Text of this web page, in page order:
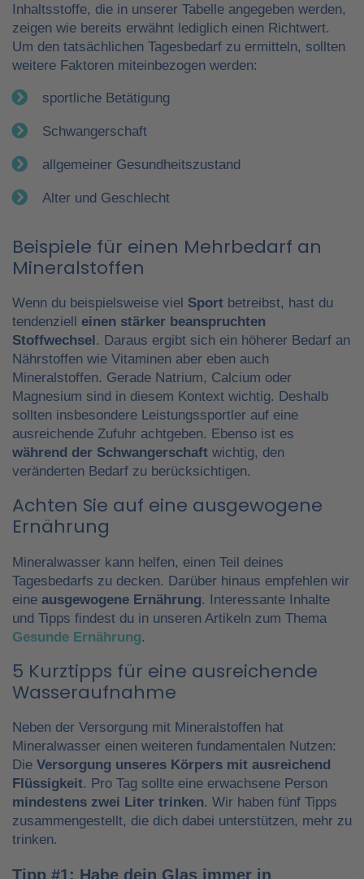
Inhaltsstoffe, die in unserer Tabelle angegeben werden,
zeigen wie bereits erwähnt lediglich einen Richtwert.
Um den tatsächlichen Tagesbedarf zu ermitteln, sollten
weitere Faktoren miteinbezogen werden:
sportliche Betätigung
Schwangerschaft
allgemeiner Gesundheitszustand
Alter und Geschlecht
Beispiele für einen Mehrbedarf an
Mineralstoffen
Wenn du beispielsweise viel Sport betreibst, hast du
tendenziell einen stärker beanspruchten
Stoffwechsel. Daraus ergibt sich ein höherer Bedarf an
Nährstoffen wie Vitaminen aber eben auch
Mineralstoffen. Gerade Natrium, Calcium oder
Magnesium sind in diesem Kontext wichtig. Deshalb
sollten insbesondere Leistungssportler auf eine
ausreichende Zufuhr achtgeben. Ebenso ist es
während der Schwangerschaft wichtig, den
veränderten Bedarf zu berücksichtigen.
Achten Sie auf eine ausgewogene
Ernährung
Mineralwasser kann helfen, einen Teil deines
Tagesbedarfs zu decken. Darüber hinaus empfehlen wir
eine ausgewogene Ernährung. Interessante Inhalte
und Tipps findest du in unseren Artikeln zum Thema
Gesunde Ernährung.
5 Kurztipps für eine ausreichende
Wasseraufnahme
Neben der Versorgung mit Mineralstoffen hat
Mineralwasser einen weiteren fundamentalen Nutzen:
Die Versorgung unseres Körpers mit ausreichend
Flüssigkeit. Pro Tag sollte eine erwachsene Person
mindestens zwei Liter trinken. Wir haben fünf Tipps
zusammengestellt, die dich dabei unterstützen, mehr zu
trinken.
Tipp #1: Habe dein Glas immer in